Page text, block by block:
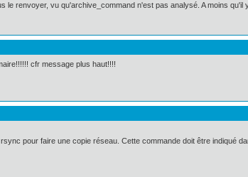
le renvoyer, vu qu'archive_command n'est pas analysé. A moins
cfr message plus haut!!!!
pour faire une copie réseau. Cette commande doit être indiqué